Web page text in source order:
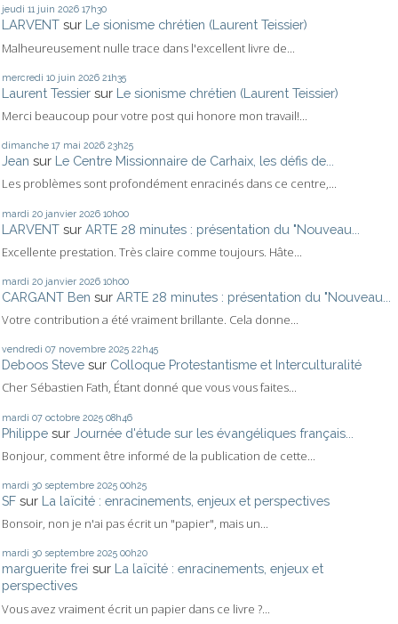
jeudi 11 juin 2026 17h30
LARVENT sur Le sionisme chrétien (Laurent Teissier)
Malheureusement nulle trace dans l'excellent livre de...
mercredi 10 juin 2026 21h35
Laurent Tessier sur Le sionisme chrétien (Laurent Teissier)
Merci beaucoup pour votre post qui honore mon travail!...
dimanche 17 mai 2026 23h25
Jean sur Le Centre Missionnaire de Carhaix, les défis de...
Les problèmes sont profondément enracinés dans ce centre,...
mardi 20 janvier 2026 10h00
LARVENT sur ARTE 28 minutes : présentation du "Nouveau...
Excellente prestation. Très claire comme toujours. Hâte...
mardi 20 janvier 2026 10h00
CARGANT Ben sur ARTE 28 minutes : présentation du "Nouveau...
Votre contribution a été vraiment brillante. Cela donne...
vendredi 07 novembre 2025 22h45
Deboos Steve sur Colloque Protestantisme et Interculturalité
Cher Sébastien Fath, Étant donné que vous vous faites...
mardi 07 octobre 2025 08h46
Philippe sur Journée d'étude sur les évangéliques français...
Bonjour, comment être informé de la publication de cette...
mardi 30 septembre 2025 00h25
SF sur La laïcité : enracinements, enjeux et perspectives
Bonsoir, non je n'ai pas écrit un "papier", mais un...
mardi 30 septembre 2025 00h20
marguerite frei sur La laïcité : enracinements, enjeux et
perspectives
Vous avez vraiment écrit un papier dans ce livre ?...